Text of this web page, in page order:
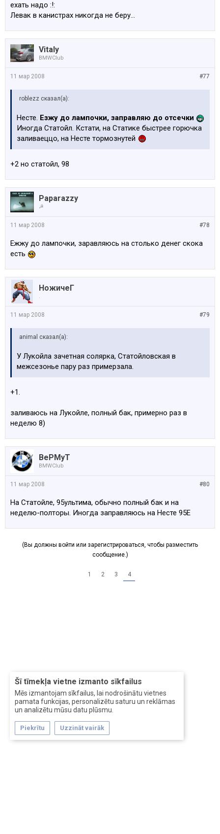
Šī tīmekļa vietne izmanto sīkfailus
Mēs izmantojam sīkfailus, lai nodrošinātu vietnes
pamata funkcijas, personalizētu saturu un reklāmas
un analizētu mūsu datu plūsmu.
Piekrītu Uzzināt vairāk
ехать надо :!:
Левак в канистрах никогда не беру...
Vitaly
BMWClub
#77
11 мар 2008
roblezz сказал(а):
Несте. Езжу до лампочки, заправляю до отсечки
Иногда Статойл. Кстати, на Статике быстрее горючка
заливаеццо, на Несте тормознутей
+2 но статойл, 98
Paparazzy
☭
#78
11 мар 2008
Ежжу до лампочки, заравляюсь на столько денег скока
есть
НожичеГ
.
#79
11 мар 2008
animal сказал(а):
У Лукойла зачетная солярка, Статойловская в
межсезонье пару раз примерзала.
+1.
заливаюсь на Лукойле, полный бак, примерно раз в
неделю 8)
BePMyT
BMWClub
#80
11 мар 2008
На Статойле, 95ультима, обычно полный бак и на
неделю-полторы. Иногда заправляюсь на Несте 95Е
(Вы должны войти или зарегистрироваться, чтобы разместить
сообщение.)
1 2 3 4